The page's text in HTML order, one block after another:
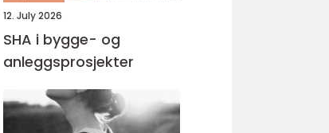
12. July 2026
SHA i bygge- og
anleggsprosjekter